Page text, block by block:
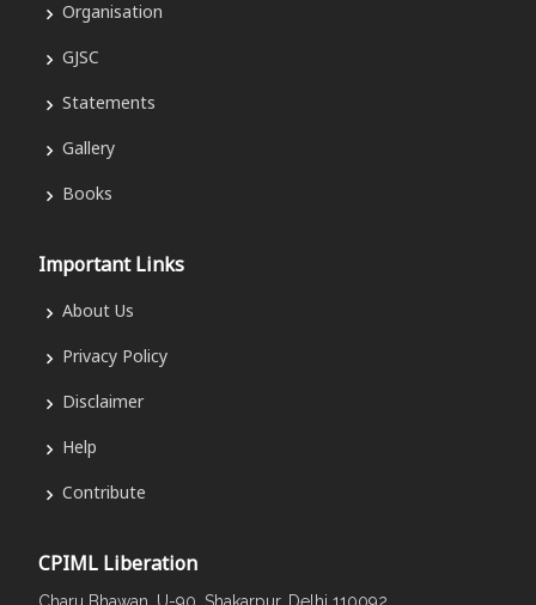
Organisation
GJSC
Statements
Gallery
Books
Important Links
About Us
Privacy Policy
Disclaimer
Help
Contribute
CPIML Liberation